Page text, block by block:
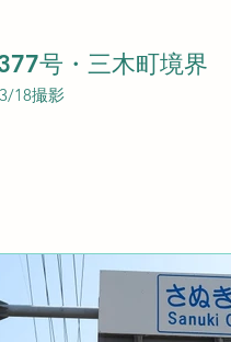
号・三木町境界
18撮影